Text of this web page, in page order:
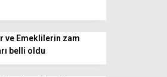
ve Emeklilerin zam
belli oldu